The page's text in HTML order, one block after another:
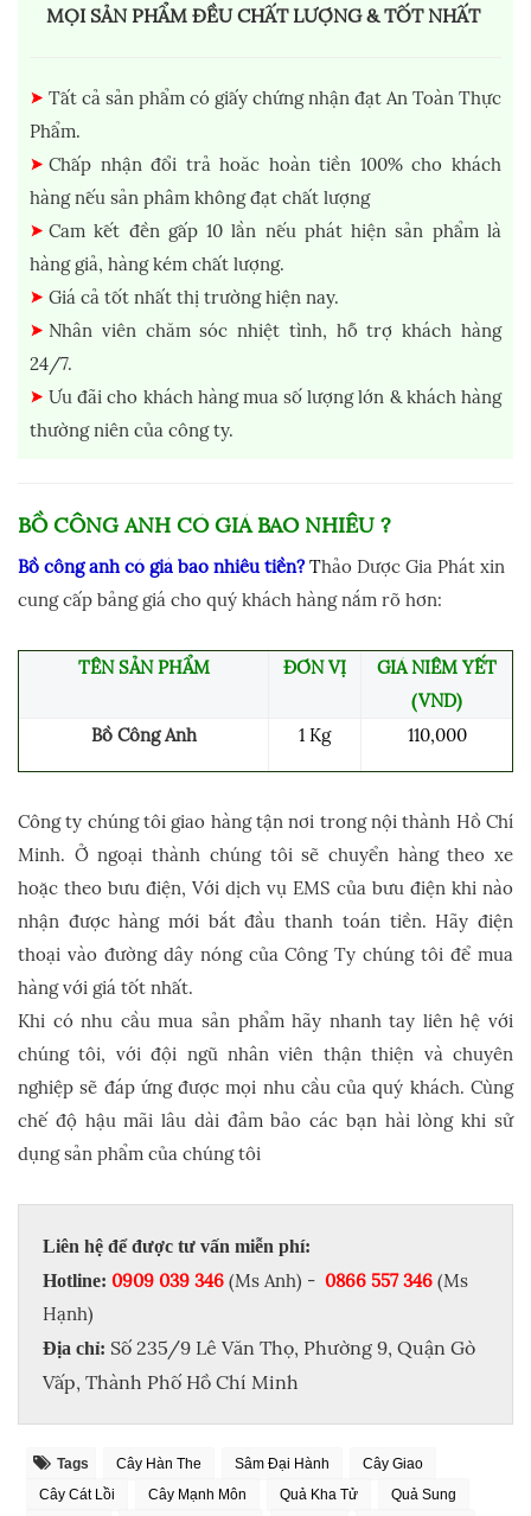
MỌI SẢN PHẨM ĐỀU CHẤT LƯỢNG & TỐT NHẤT
Tất cả sản phẩm có giấy chứng nhận đạt An Toàn Thực
Phẩm.
Chấp nhận đổi trả hoăc hoàn tiền 100% cho khách
hàng nếu sản phâm không đạt chất lượng
Cam kết đền gấp 10 lần nếu phát hiện sản phẩm là
hàng giả, hàng kém chất lượng.
Giá cả tốt nhất thị trường hiện nay.
Nhân viên chăm sóc nhiệt tình, hỗ trợ khách hàng
24/7.
Ưu đãi cho khách hàng mua số lượng lớn & khách hàng
thường niên của công ty.
BỒ CÔNG ANH CÓGIÁ BAO NHIÊU ?
Bồ công anh có giá bao nhiêu tiền?Thảo Dược Gia Phát xin
cung cấp bảng giá cho quý khách hàng nắm rõ hơn:
TÊN SẢN PHẨM ĐƠN VỊ
GIÁ NIÊM YẾT
(VND)
Bồ Công Anh
1 Kg 110,000
Công ty chúng tôi giao hàng tận nơi trong nội thành Hồ Chí
Minh. Ở ngoại thành chúng tôi sẽ chuyển hàng theo xe
hoặc theo bưu điện, Với dịch vụ EMS của bưu điện khi nào
nhận được hàng mới bắt đầu thanh toán tiền. Hãy điện
thoại vào đường dây nóng của Công Ty chúng tôi để mua
hàng với giá tốt nhất.
Khi có nhu cầu mua sản phẩm hãy nhanh tay liên hệ với
chúng tôi, với đội ngũ nhân viên thận thiện và chuyên
nghiệp sẽ đáp ứng được mọi nhu cầu của quý khách. Cùng
chế độ hậu mãi lâu dài đảm bảo các bạn hài lòng khi sử
dụng sản phẩm của chúng tôi
Liên hệ để được tư vấn miễn phí:
Hotline: 0909 039 346 (Ms Anh) - 0866 557 346 (Ms
Hạnh)
Địa chỉ: Số 235/9 Lê Văn Thọ, Phường 9, Quận Gò
Vấp, Thành Phố Hồ Chí Minh
Tags Cây Hàn The Sâm Đại Hành
Cây Giao
Cây Cát Lồi
Cây Mạnh Môn Quả Kha Tử
Quả Sung